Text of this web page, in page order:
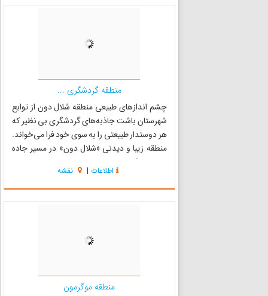
منطقه گردشگری ...
چشم اندازهای طبیعی منطقه شلال دون از توابع
شهرستان باشت جاذبه‌های گردشگری بی نظیر که
هر دوستدار طبیعتی را به سوی خود فرا می‌خواند.
منطقه زیبا و دیدنی «شلال دون» در مسیر جاده
ترانزیتی گچساران به شیراز و حدود پنج کیلومتری
شهرستان باشت قرار دارد و فاصله آن تا مرکز استان
100 کیلومتر است. ...
اطلاعات | نقشه
منطقه موگرمون